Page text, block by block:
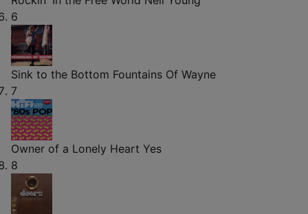
6
Sink to the Bottom Fountains Of Wayne
7
Owner of a Lonely Heart Yes
8